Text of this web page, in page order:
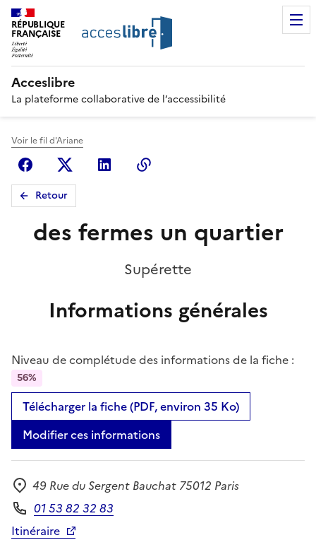
RÉPUBLIQUE
FRANÇAISE
Acceslibre
La plateforme collaborative de l’accessibilité
Voir le fil d'Ariane
FacebookX (anciennement Twitter)
Linkedin
Retour
des fermes un quartier
Supérette
Informations générales
Niveau de complétude des informations de la fiche :
56%
Télécharger la fiche (PDF, environ 35 Ko)
Modifier ces informations
Adresse
49 Rue du Sergent Bauchat 75012 Paris
Téléphone
01 53 82 32 83
Itinéraire